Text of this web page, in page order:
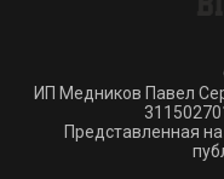
ИП Медников Павел
Представленная